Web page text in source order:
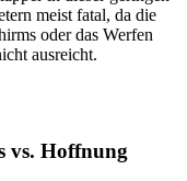
meist fatal, da die
oder das Werfen
ausreicht.
vs. Hoffnung